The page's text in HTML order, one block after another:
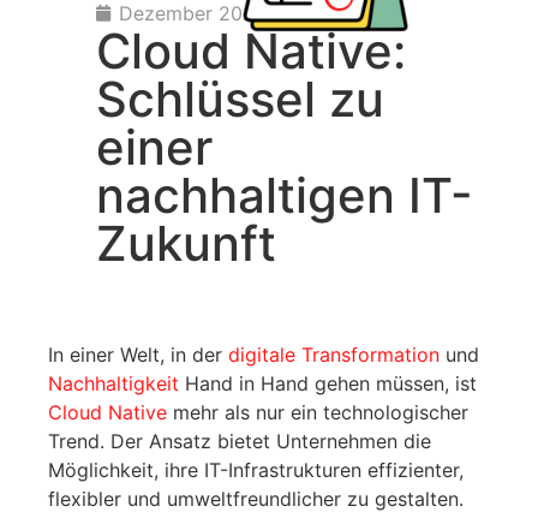
Dezember 2024
Cloud Native:
Schlüssel zu
einer
nachhaltigen IT-
Zukunft
In einer Welt, in der digitale Transformation und
Nachhaltigkeit Hand in Hand gehen müssen, ist
Cloud Native mehr als nur ein technologischer
Trend. Der Ansatz bietet Unternehmen die
Möglichkeit, ihre IT-Infrastrukturen effizienter,
flexibler und umweltfreundlicher zu gestalten.